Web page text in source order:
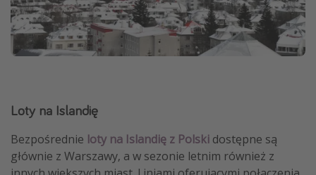
Loty na Islandię
Bezpośrednie loty na Islandię z Polski dostępne są
głównie z Warszawy, a w sezonie letnim również z